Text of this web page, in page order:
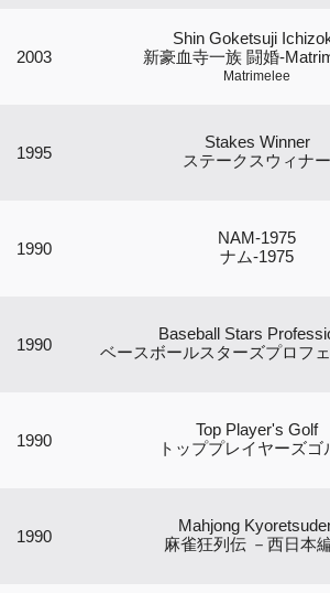
2003
Shin Goketsuji
新豪血寺一族 闘婚-
Matrimelee
1995
Stakes Winner
ステークスウィナー
1990
NAM-1975
ナム-1975
1990
Baseball Stars
ベースボールスターズプロフ
1990
Top Player's Golf
トッププレイヤーズゴ
1990
Mahjong
麻雀狂列伝 －西日本